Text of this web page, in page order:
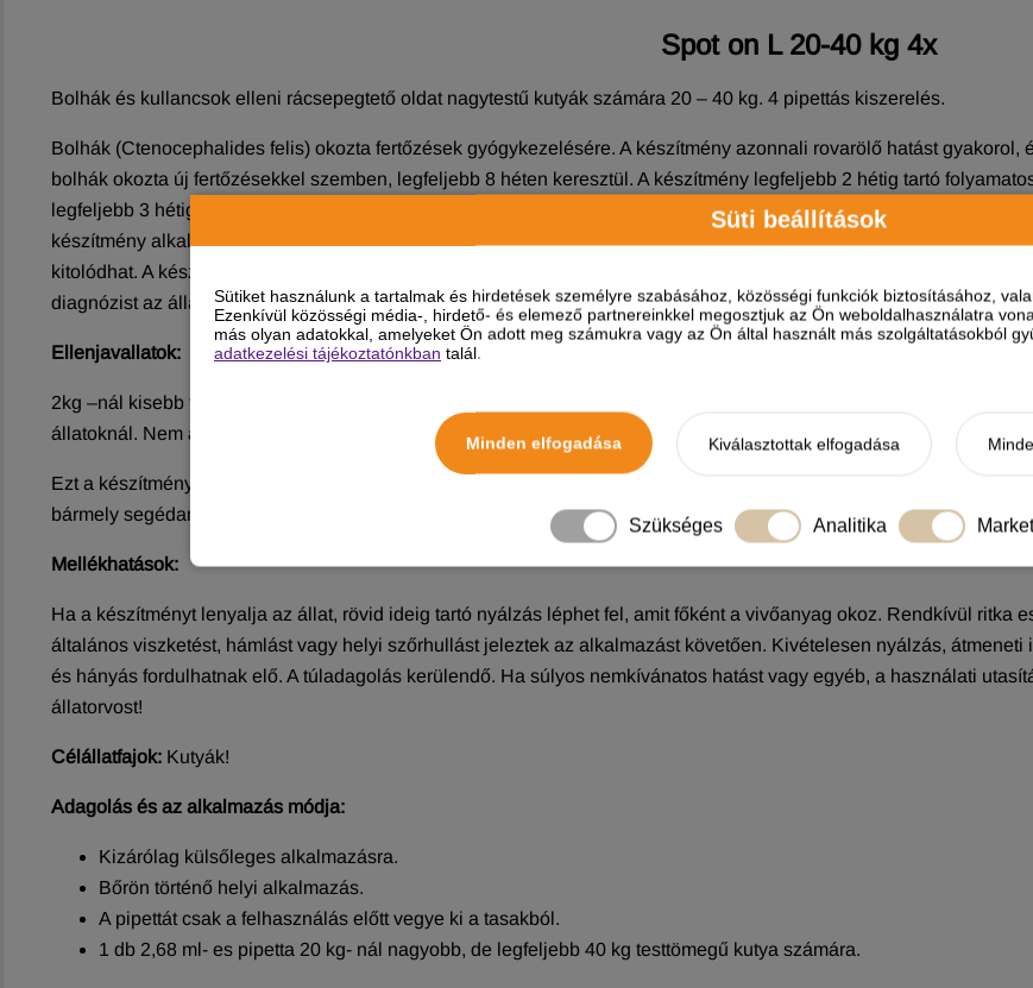
Süti beállítások
Sütiket használunk a tartalmak és hirdetések személyre szabásához, közösségi funkciók biztosításához,
Ezenkívül közösségi média-, hirdető- és elemező partnereinkkel megosztjuk az Ön weboldalhasználatra
más olyan adatokkal, amelyeket Ön adott meg számukra vagy az Ön által használt más szolgáltatásokból
adatkezelési tájékoztatónkban talál.
Minden elfogadása Kiválasztottak elfogadása
Szükséges Analitika
Spot on L 20-40 kg 4x
Bolhák és kullancsok elleni rácsepegtető oldat nagytestű kutyák számára 20 – 40 kg. 4 pipettás kiszerelés.
Bolhák (Ctenocephalides felis) okozta fertőzések gyógykezelésére. A készítmény azonnali rovarölő hatást
bolhák okozta új fertőzésekkel szemben, legfeljebb 8 héten keresztül. A készítmény legfeljebb 2 hétig tartó
legfeljebb 3 hétig tartó akaricid hatással Rhipicephalus sanguineus- szal szemben és legfeljebb 4 hétig tartó
készítmény alkalmazásakor fennáll e kullancsfajokkal való fertőzöttség, a megtelepedett kullancsok nem feltétlenül
kitolódhat. A készítmény alkalmazható a bolhacsípés okozta allergiás bőrgyulladás (Flea Allergy Dermatitis, FAD)
diagnózist az állatorvos megerősítette.
Ellenjavallatok:
2kg –nál kisebb testtömegű kutyáknak nem adható. Adatok hiányában 8 hetesnél, fiatalabb kölyköknél a
állatoknál. Nem alkalmazható nyulaknál, mert súlyos mellékhatásokat és akár elhullást is okozhat.
Ezt a készítményt kifejezetten kutyák számára fejlesztették ki. Macskáknál nem alkalmazható, mert túladagoláshoz
bármely segédanyaggal szembeni ismert túlérzékenység esetén.
Mellékhatások:
Ha a készítményt lenyalja az állat, rövid ideig tartó nyálzás léphet fel, amit főként a vivőanyag okoz. Rendkívül ritka
általános viszketést, hámlást vagy helyi szőrhullást jeleztek az alkalmazást követően. Kivételesen nyálzás,
és hányás fordulhatnak elő. A túladagolás kerülendő. Ha súlyos nemkívánatos hatást vagy egyéb, a használati
állatorvost!
Célállatfajok: Kutyák!
Adagolás és az alkalmazás módja:
Kizárólag külsőleges alkalmazásra.
Bőrön történő helyi alkalmazás.
A pipettát csak a felhasználás előtt vegye ki a tasakból.
1 db 2,68 ml- es pipetta 20 kg- nál nagyobb, de legfeljebb 40 kg testtömegű kutya számára.